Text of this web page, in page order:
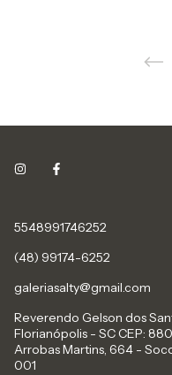
5548991746252
(48) 99174-6252
galeriasalty@gmail.com
Reverendo Gelson dos
Florianópolis - SC CEP:
Arrobas Martins, 664 -
001